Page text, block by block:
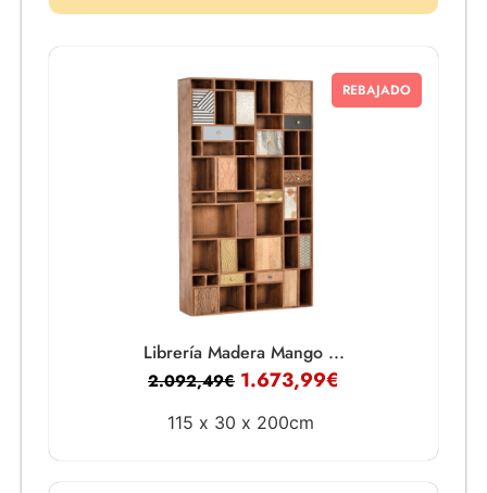
REBAJADO
Librería Madera Mango ...
2.092,49€ 1.673,99€
115 x 30 x 200cm